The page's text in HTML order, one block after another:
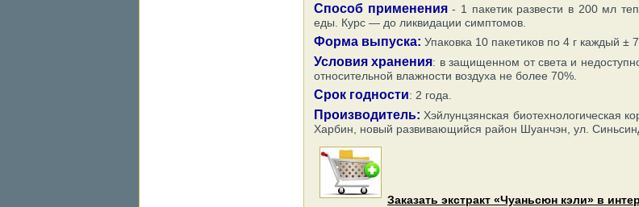
Способ применения- 1 пакетик развести в 200 мл
еды. Курс — до ликвидации симптомов.
Форма выпуска: Упаковка 10 пакетиков по 4 г каждый ± 7
Условия хранения: в защищенном от света и
относительной влажности воздуха не более 70%.
Срок годности: 2 года.
Производитель: Хэйлунцзянская биотехнологическая
Харбин, новый развивающийся район Шуанчэн, ул.
Заказать экстракт «Чуаньсюн кэли» в